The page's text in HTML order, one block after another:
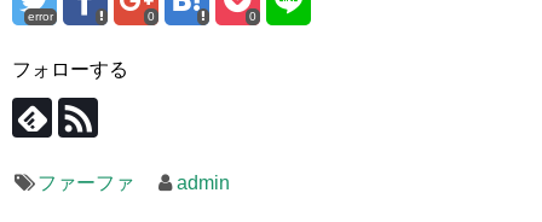
error 0 0
フォローする
ファーファ admin